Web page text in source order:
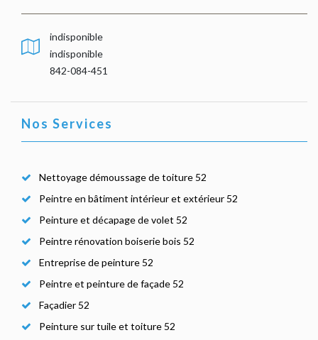
indisponible
indisponible
842-084-451
Nos Services
Nettoyage démoussage de toiture 52
Peintre en bâtiment intérieur et extérieur 52
Peinture et décapage de volet 52
Peintre rénovation boiserie bois 52
Entreprise de peinture 52
Peintre et peinture de façade 52
Façadier 52
Peinture sur tuile et toiture 52